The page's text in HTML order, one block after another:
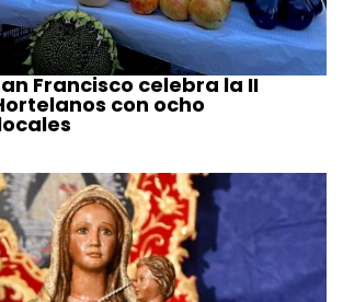
Francisco celebra la II
con ocho